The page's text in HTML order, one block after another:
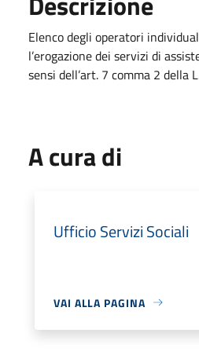
Elenco degli operatori
l’erogazione dei servizi di
sensi dell’art. 7 comma 2 della
A cura di
Ufficio Servizi Sociali
VAI ALLA PAGINA